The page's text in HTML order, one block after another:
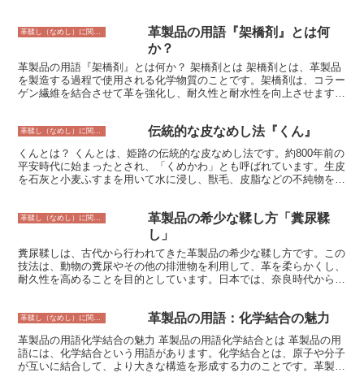
りも柔らかく、通気性に優れた革を製造することができます。ジルコ
ニウム鞣しは、耐水性に優れた革を製造することができます。 無機
鞣しは、植物タンニン鞣しや油鞣しなどの有機鞣しよりも、なめし時
間が短く、効率的です。また、無機鞣しでは、有機鞣しで使用される
タンニンなどの植物性物質が使用されないため、革の風合いを損なう
ことがありません。そのため、無機鞣しの革は、耐久性と耐熱性に優
性に優れたため、靴、バッグ、家具などの革製品の製造に使用されて
います。また、無機鞣しの革は、表面に銀面を残したままなめすこと
ができるため、銀面を活かした革製品の製造にも適しています。
革製品の用語『架橋剤』とは何
か？
革製品の用語『架橋剤』とは何か？ 架橋剤とは 架橋剤とは、革製品
を製造する過程で使用される化学物質のことです。架橋剤は、コラー
ゲン繊維を結合させて革を強化し、耐久性と耐水性を向上させます。
し、アルミニウムなめしなど、さまざまな方法があります。架橋剤
革鞣し（なめし）に関すること 伝統的な皮なめし法『くん』
くんとは？ くんとは、姫路の伝統的な皮なめし法です。約800年前の
平安時代に始まったとされ、「くめかわ」とも呼ばれています。生皮
を石灰と小麦ふすまを用いて水に浸し、獣毛、皮脂などの不純物を除
させて、柔らかくして完成です。 姫路では、古くから革製品作りが
盛んでした。姫路城の城主が、家臣に革製品を奨励したとも伝えられ
ています。くんの皮は、丈夫で、風合いが良いことから、鎧や兜、弓
矢などの武具や、靴、財布、バッグなどの日用品に広く用いられてき
ました。 現在でも、姫路にはくんの技術を受け継ぐ職人たちがいま
す。県の伝統工芸品にも指定されており、国内外の注目を集めていま
革製品の希少な鞣し方「糞尿鞣
し」
糞尿鞣しは、古代から行われてきた革製品の希少な鞣し方です。この
技法は、動物の糞尿やその他の排泄物を利用して、革を柔らかくし、
耐久性を高めることを目的としています。日本では、奈良時代から鎌
紀にこの技法が確立されました。 粪尿鞣しの歴史は古く、少なくと
るタンニンが、革の繊維を結合して強化する働きを利用したもので
す。タンニンは、植物や木材にも含まれていますが、糞尿には高濃度
に含まれているため、糞尿鞣しは、手早く革をなめすことができま
革製品の用語：化学結合の魅力
革製品の用語化学結合の魅力 革製品の用語化学結合とは 革製品の用
語には、化学結合という用語があります。化学結合とは、原子や分子
が互いに結合して、より大きな構造を形成する力のことです。革製品